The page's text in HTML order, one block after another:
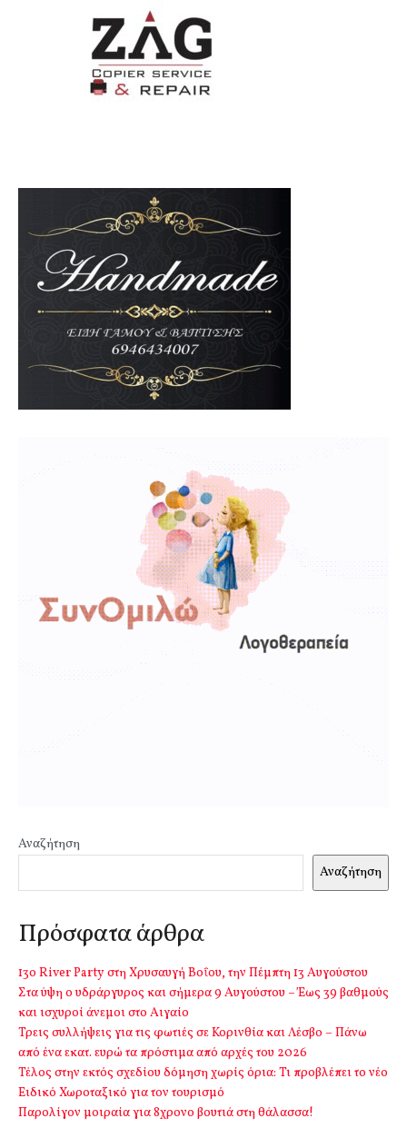
Αναζήτηση
Αναζήτηση
Πρόσφατα άρθρα
13o River Party στη Χρυσαυγή Βοΐου, την Πέμπτη 13 Αυγούστου
Στα ύψη ο υδράργυρος και σήμερα 9 Αυγούστου – Έως 39 βαθμούς
και ισχυροί άνεμοι στο Αιγαίο
Τρεις συλλήψεις για τις φωτιές σε Κορινθία και Λέσβο – Πάνω
από ένα εκατ. ευρώ τα πρόστιμα από αρχές του 2026
Τέλος στην εκτός σχεδίου δόμηση χωρίς όρια: Τι προβλέπει το νέο
Ειδικό Χωροταξικό για τον τουρισμό
Παρολίγον μοιραία για 8χρονο βουτιά στη θάλασσα!